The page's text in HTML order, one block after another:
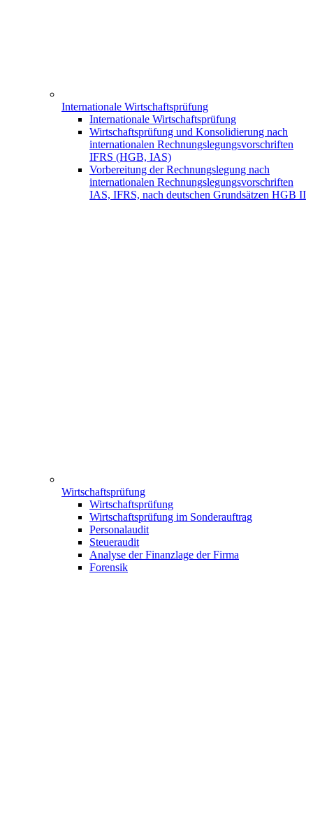
Internationale Wirtschaftsprüfung
Internationale Wirtschaftsprüfung
Wirtschaftsprüfung und Konsolidierung nach
internationalen Rechnungslegungsvorschriften
IFRS (HGB, IAS)
Vorbereitung der Rechnungslegung nach
internationalen Rechnungslegungsvorschriften
IAS, IFRS, nach deutschen Grundsätzen HGB II
Wirtschaftsprüfung
Wirtschaftsprüfung
Wirtschaftsprüfung im Sonderauftrag
Personalaudit
Steueraudit
Analyse der Finanzlage der Firma
Forensik